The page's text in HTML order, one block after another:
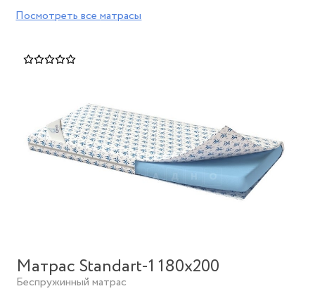
Посмотреть всематрасы
Матрас Standart-1 180х200
Беспружинный матрас